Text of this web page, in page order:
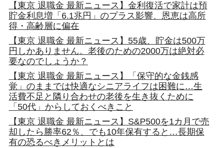
【東京 退職金 最新ニュース】金利復活で家計は預
貯金利息増「6.1兆円」のプラス影響、恩恵は高所
得・高齢層に偏在
【東京 退職金 最新ニュース】55歳、貯金は500万
円しかありません。老後のための2000万は絶対必
要なのでしょうか？
【東京 退職金 最新ニュース】「保守的な金銭感
覚」のままでは快適なシニアライフは困難に…生
活費不足と隣り合わせの老後を生き抜くために
「50代」からしておくべきこと
【東京 退職金 最新ニュース】S&P500を1カ月で売
却したら勝率62％、でも10年保有すると…長期保
有の恐るべきメリットとは